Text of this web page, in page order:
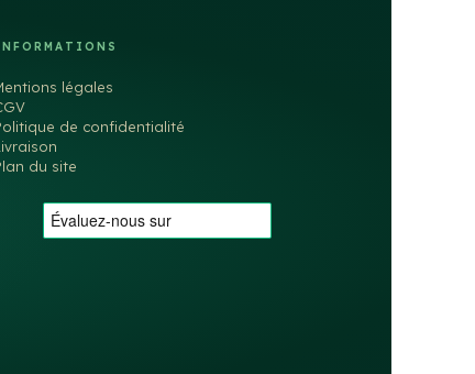
légales
de confidentialité
du site